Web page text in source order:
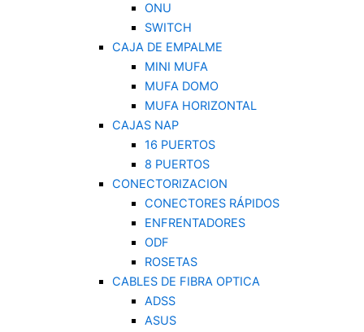
ONU
SWITCH
CAJA DE EMPALME
MINI MUFA
MUFA DOMO
MUFA HORIZONTAL
CAJAS NAP
16 PUERTOS
8 PUERTOS
CONECTORIZACION
CONECTORES RÁPIDOS
ENFRENTADORES
ODF
ROSETAS
CABLES DE FIBRA OPTICA
ADSS
ASUS